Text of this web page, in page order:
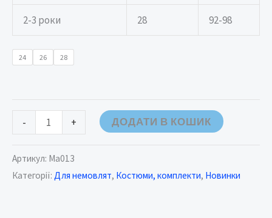
2-3 роки 28 92-98
24 26 28
- + ДОДАТИ В КОШИК
Артикул: Ma013
Категорії: Для немовлят, Костюми, комплекти, Новинки